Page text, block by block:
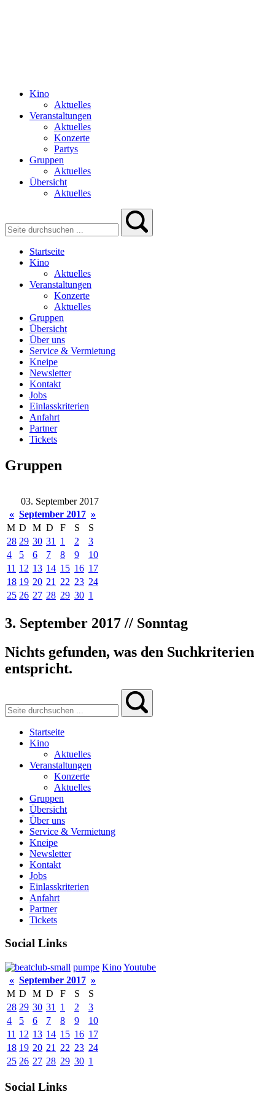
Kino
Aktuelles
Veranstaltungen
Aktuelles
Konzerte
Partys
Gruppen
Aktuelles
Übersicht
Aktuelles
Startseite
Kino
Aktuelles
Veranstaltungen
Konzerte
Aktuelles
Gruppen
Übersicht
Über uns
Service & Vermietung
Kneipe
Newsletter
Kontakt
Jobs
Einlasskriterien
Anfahrt
Partner
Tickets
Gruppen
03. September 2017
« September 2017 »
M D M D F S
S
28 29 30 31 1 2
3
4
5 6 7 8 9
10
11 12 13 14 15 16 17
18 19 20 21 22 23 24
25 26 27 28 29 30 1
3. September 2017 // Sonntag
Nichts gefunden, was den Suchkriterien
entspricht.
Startseite
Kino
Aktuelles
Veranstaltungen
Konzerte
Aktuelles
Gruppen
Übersicht
Über uns
Service & Vermietung
Kneipe
Newsletter
Kontakt
Jobs
Einlasskriterien
Anfahrt
Partner
Tickets
Social Links
pumpe KinoYoutube
« September 2017 »
M D M D F S
S
28 29 30 31 1 2
3
4
5 6 7 8 9
10
11 12 13 14 15 16 17
18 19 20 21 22 23 24
25 26 27 28 29 30 1
Social Links